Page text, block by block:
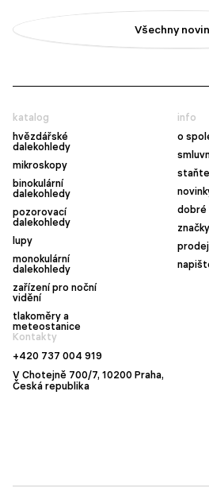
Všechny
katalog
hvězdářské
dalekohledy
mikroskopy
binokulární
dalekohledy
pozorovací
dalekohledy
lupy
monokulární
dalekohledy
zařízení pro noční
vidění
tlakoměry a
meteostanice
info
o
dobré
značky
Kontakty
+420 737 004 919
V Chotejně 700/7, 10200 Praha,
Česká republika